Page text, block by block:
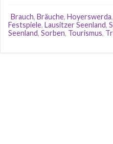
Brauch, Bräuche, Hoyerswerda,
Festspiele, Lausitzer Seenland,
Seenland, Sorben, Tourismus,